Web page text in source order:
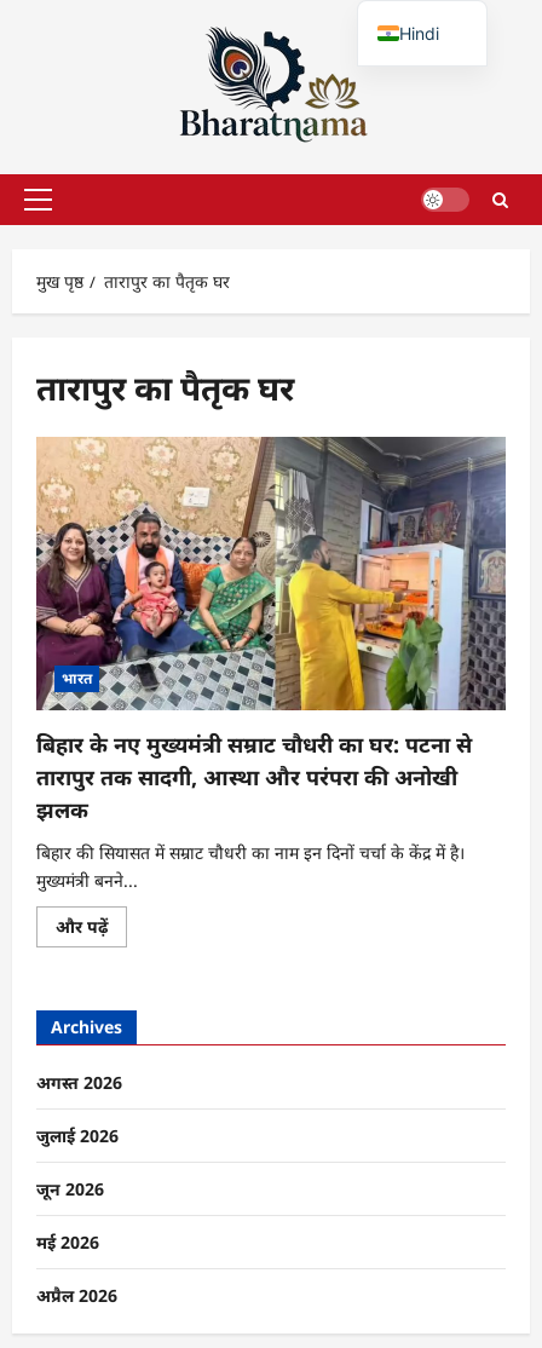
प्राथमिक
मुख पृष्ठ
तारापुर का पैतृक घर
तारापुर का पैतृक घर
भारत
बिहार के नए मुख्यमंत्री सम्राट चौधरी का घर: पटना से
तारापुर तक सादगी, आस्था और परंपरा की अनोखी
झलक
बिहार की सियासत में सम्राट चौधरी का नाम इन दिनों चर्चा के केंद्र में है।
मुख्यमंत्री बनने...
और पढ़ेंबिहार
के
चौधरी
का
घर:
से
तारापुर
तक
सादगी,
आस्था
और
अनोखी
बारे
और
Archives
अगस्त 2026
जुलाई 2026
जून 2026
मई 2026
अप्रैल 2026
Hindi